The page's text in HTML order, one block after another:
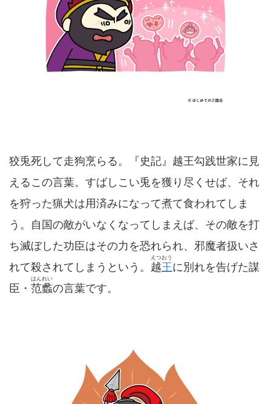
狡兎死して走狗烹らる。『史記』越王勾践世家に見
えるこの言葉。すばしこい兎を獲り尽くせば、それ
を狩った猟犬は用済みになって煮て食われてしま
う。自国の敵がいなくなってしまえば、その敵を打
ち滅ぼした功臣はその力を恐れられ、邪魔者扱いさ
れて殺されてしまうという。 越王
えつおう
に別れを告げた謀
臣・ 范蠡
はんれい
の言葉です。